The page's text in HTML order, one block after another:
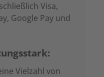
Visa,
Google Pay und
Vielzahl von